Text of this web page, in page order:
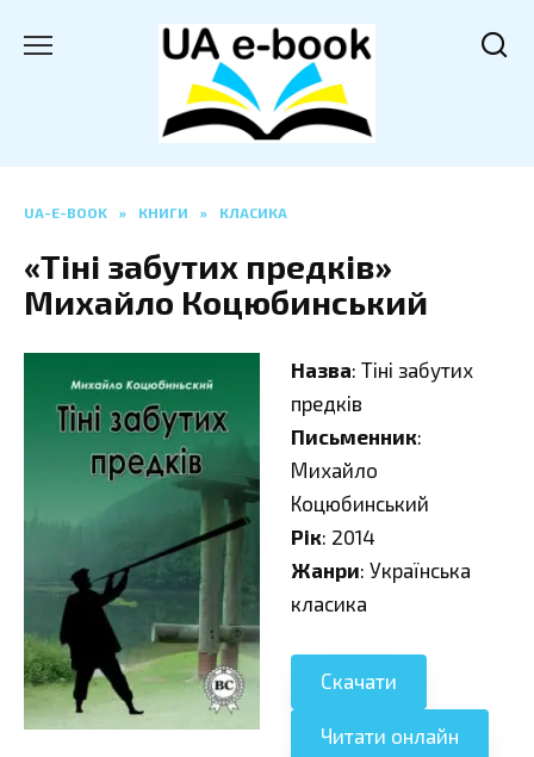
UA-E-BOOK » КНИГИ » КЛАСИКА
«Тіні забутих предків»
Михайло Коцюбинський
Назва: Тіні забутих
предків
Письменник:
Михайло
Коцюбинський
Рік: 2014
Жанри: Українська
класика
Скачати
Читати онлайн